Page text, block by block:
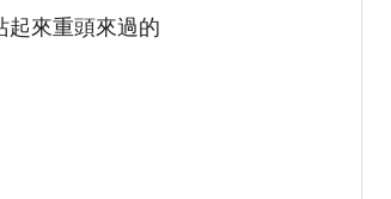
起來重頭來過的